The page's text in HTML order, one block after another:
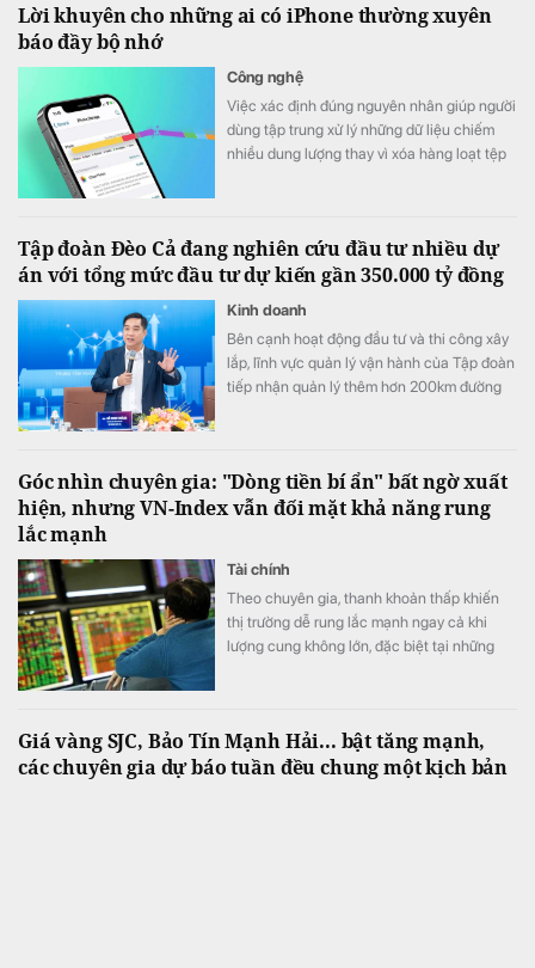
Lời khuyên cho những ai có iPhone thường xuyên
báo đầy bộ nhớ
Công nghệ
Việc xác định đúng nguyên nhân giúp người
dùng tập trung xử lý những dữ liệu chiếm
nhiều dung lượng thay vì xóa hàng loạt tệp
Tập đoàn Đèo Cả đang nghiên cứu đầu tư nhiều dự
án với tổng mức đầu tư dự kiến gần 350.000 tỷ đồng
Kinh doanh
Bên cạnh hoạt động đầu tư và thi công xây
lắp, lĩnh vực quản lý vận hành của Tập đoàn
tiếp nhận quản lý thêm hơn 200km đường
Góc nhìn chuyên gia: "Dòng tiền bí ẩn" bất ngờ xuất
hiện, nhưng VN-Index vẫn đối mặt khả năng rung
lắc mạnh
Tài chính
Theo chuyên gia, thanh khoản thấp khiến
thị trường dễ rung lắc mạnh ngay cả khi
lượng cung không lớn, đặc biệt tại những
Giá vàng SJC, Bảo Tín Mạnh Hải... bật tăng mạnh,
các chuyên gia dự báo tuần đều chung một kịch bản